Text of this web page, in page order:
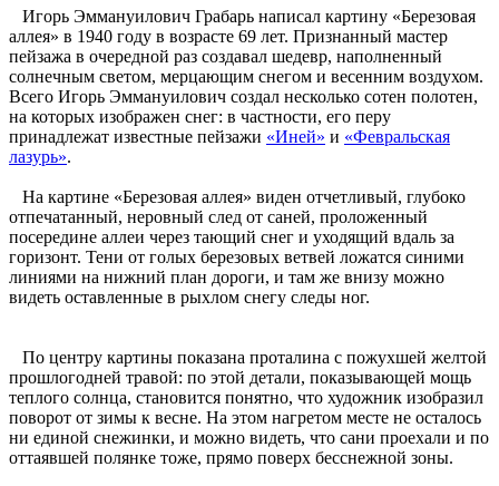
Игорь Эммануилович Грабарь написал картину «Березовая
аллея» в 1940 году в возрасте 69 лет. Признанный мастер
пейзажа в очередной раз создавал шедевр, наполненный
солнечным светом, мерцающим снегом и весенним воздухом.
Всего Игорь Эммануилович создал несколько сотен полотен,
на которых изображен снег: в частности, его перу
принадлежат известные пейзажи «Иней» и «Февральская
лазурь».
На картине «Березовая аллея» виден отчетливый, глубоко
отпечатанный, неровный след от саней, проложенный
посередине аллеи через тающий снег и уходящий вдаль за
горизонт. Тени от голых березовых ветвей ложатся синими
линиями на нижний план дороги, и там же внизу можно
видеть оставленные в рыхлом снегу следы ног.
По центру картины показана проталина с пожухшей желтой
прошлогодней травой: по этой детали, показывающей мощь
теплого солнца, становится понятно, что художник изобразил
поворот от зимы к весне. На этом нагретом месте не осталось
ни единой снежинки, и можно видеть, что сани проехали и по
оттаявшей полянке тоже, прямо поверх бесснежной зоны.